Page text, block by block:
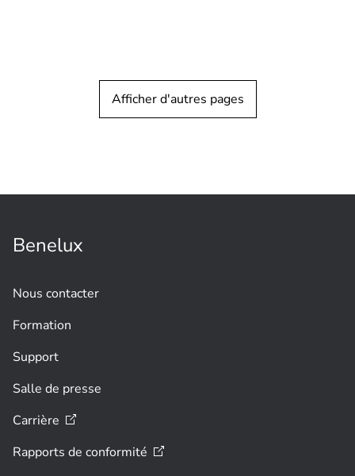
l'événement mondial du Synode du
Afficher d'autres pages
Benelux
Nous contacter
Formation
Support
Salle de presse
Carrière
Rapports de conformité